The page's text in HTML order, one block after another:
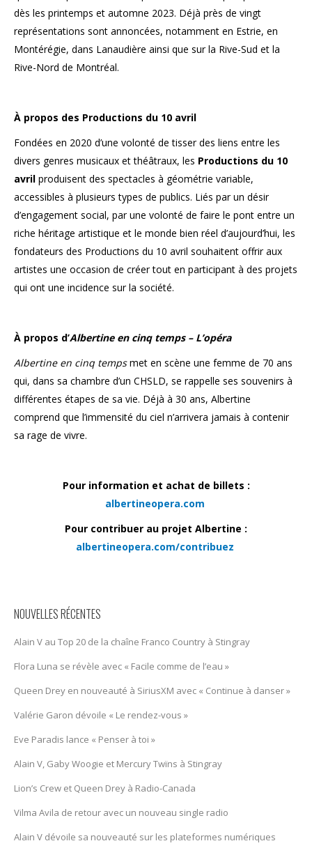
dès les printemps et automne 2023. Déjà près de vingt
représentations sont annoncées, notamment en Estrie, en
Montérégie, dans Lanaudière ainsi que sur la Rive-Sud et la
Rive-Nord de Montréal.
À propos des Productions du 10 avril
Fondées en 2020 d’une volonté de tisser des liens entre les
divers genres musicaux et théâtraux, les Productions du 10
avril produisent des spectacles à géométrie variable,
accessibles à plusieurs types de publics. Liés par un désir
d’engagement social, par une volonté de faire le pont entre un
riche héritage artistique et le monde bien réel d’aujourd’hui, les
fondateurs des Productions du 10 avril souhaitent offrir aux
artistes une occasion de créer tout en participant à des projets
qui ont une incidence sur la société.
À propos d’Albertine en cinq temps – L’opéra
Albertine en cinq tempsmet en scène une femme de 70 ans
qui, dans sa chambre d’un CHSLD, se rappelle ses souvenirs à
différentes étapes de sa vie. Déjà à 30 ans, Albertine
comprend que l’immensité du ciel n’arrivera jamais à contenir
sa rage de vivre.
Pour information et achat de billets :
albertineopera.com
Pour contribuer au projet Albertine :
albertineopera.com/contribuez
NOUVELLES RÉCENTES
Alain V au Top 20 de la chaîne Franco Country à Stingray
Flora Luna se révèle avec « Facile comme de l’eau »
Queen Drey en nouveauté à SiriusXM avec « Continue à danser »
Valérie Garon dévoile « Le rendez-vous »
Eve Paradis lance « Penser à toi »
Alain V, Gaby Woogie et Mercury Twïns à Stingray
Lion’s Crew et Queen Drey à Radio-Canada
Vilma Avila de retour avec un nouveau single radio
Alain V dévoile sa nouveauté sur les plateformes numériques